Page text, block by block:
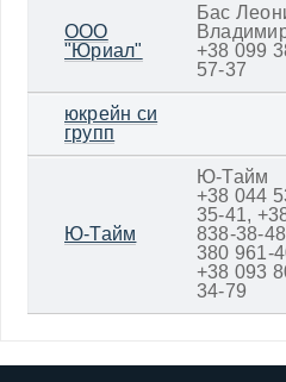
ООО
"Юриал"
Бас
+38 099
57-37
юкрейн си
групп
Ю-Тайм
Ю-Тайм
+38 044
35-41,
838-38-
380 961-
+38 093
34-79